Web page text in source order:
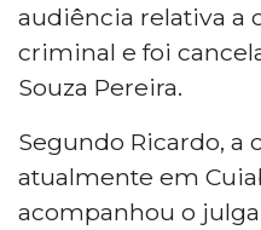
audiência relativa a
criminal e foi
Souza Pereira.
Segundo Ricardo, a
atualmente em
acompanhou o